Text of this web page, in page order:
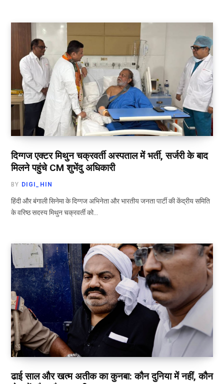
दिग्गज एक्टर मिथुन चक्रवर्ती अस्पताल में भर्ती, सर्जरी के बाद
मिलने पहुंचे CM शुभेंदु अधिकारी
BY DIGI_HIN
हिंदी और बंगाली सिनेमा के दिग्गज अभिनेता और भारतीय जनता पार्टी की केंद्रीय समिति
के वरिष्ठ सदस्य मिथुन चक्रवर्ती को…
ढाई साल और खत्म अतीक का कुनबा: कौन दुनिया में नहीं, कौन